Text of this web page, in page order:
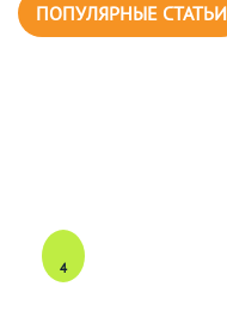
ПОПУЛЯРНЫЕ СТАТЬИ
4